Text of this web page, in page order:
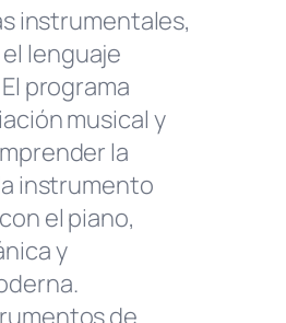
instrumentales,
lenguaje
programa
musical y
la
instrumento
el piano,
y
de